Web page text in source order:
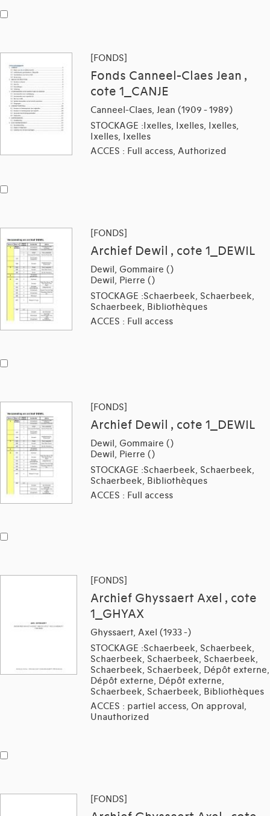
[FONDS]
Fonds Canneel-Claes Jean ,
cote 1_CANJE
Canneel-Claes, Jean (1909 - 1989)
STOCKAGE :Ixelles, Ixelles, Ixelles,
Ixelles, Ixelles
ACCES : Full access, Authorized
[FONDS]
Archief Dewil , cote 1_DEWIL
Dewil, Gommaire ()
Dewil, Pierre ()
STOCKAGE :Schaerbeek, Schaerbeek,
Schaerbeek, Bibliothèques
ACCES : Full access
[FONDS]
Archief Dewil , cote 1_DEWIL
Dewil, Gommaire ()
Dewil, Pierre ()
STOCKAGE :Schaerbeek, Schaerbeek,
Schaerbeek, Bibliothèques
ACCES : Full access
[FONDS]
Archief Ghyssaert Axel , cote
1_GHYAX
Ghyssaert, Axel (1933 -)
STOCKAGE :Schaerbeek, Schaerbeek,
Schaerbeek, Schaerbeek, Schaerbeek,
Schaerbeek, Schaerbeek, Dépôt externe,
Dépôt externe, Dépôt externe,
Schaerbeek, Schaerbeek, Bibliothèques
ACCES : partiel access, On approval,
Unauthorized
[FONDS]